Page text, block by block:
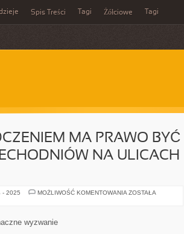
Spis Treści Tagi Żółciowe Tagi
MA PRAWO BYĆ
NA ULICACH
- 2025 MOŻLIWOŚĆ KOMENTOWANIA CIEKAWYM
ZOSTAŁA
wyzwanie